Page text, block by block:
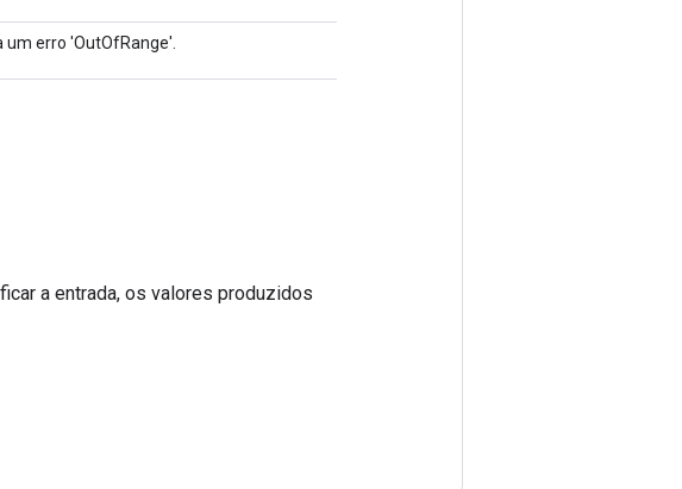
erro 'OutOfRange'.
a entrada, os valores produzidos